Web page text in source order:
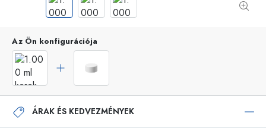
Az Ön konfigurációja
ÁRAK ÉS KEDVEZMÉNYEK